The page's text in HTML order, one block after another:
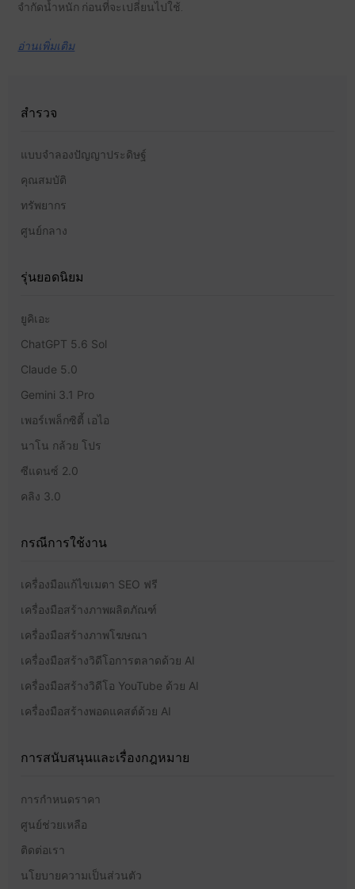
จำกัดน้ำหนัก ก่อนที่จะเปลี่ยนไปใช้.
อ่านเพิ่มเติม
สำรวจ
แบบจำลองปัญญาประดิษฐ์
คุณสมบัติ
ทรัพยากร
ศูนย์กลาง
รุ่นยอดนิยม
ยูคิเอะ
ChatGPT 5.6 Sol
Claude 5.0
Gemini 3.1 Pro
เพอร์เพล็กซิตี้ เอไอ
นาโน กล้วย โปร
ซีแดนซ์ 2.0
คลิง 3.0
กรณีการใช้งาน
เครื่องมือแก้ไขเมตา SEO ฟรี
เครื่องมือสร้างภาพผลิตภัณฑ์
เครื่องมือสร้างภาพโฆษณา
เครื่องมือสร้างวิดีโอการตลาดด้วย AI
เครื่องมือสร้างวิดีโอ YouTube ด้วย AI
เครื่องมือสร้างพอดแคสต์ด้วย AI
การสนับสนุนและเรื่องกฎหมาย
การกำหนดราคา
ศูนย์ช่วยเหลือ
ติดต่อเรา
นโยบายความเป็นส่วนตัว